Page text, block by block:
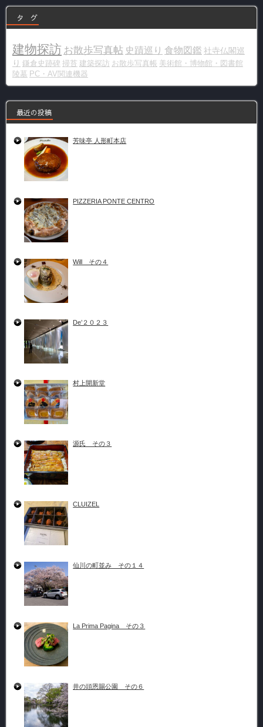
タ グ
建物探訪 お散歩写真帖 史蹟巡り 食物図鑑 社寺仏閣巡
り 鎌倉史跡碑 掃苔 建築探訪 お散歩写真帳 美術館・博物館・図書館
陵墓 PC・AV関連機器
最近の投稿
芳味亭 人形町本店
PIZZERIA PONTE CENTRO
Will その４
De’２０２３
村上開新堂
源氏 その３
CLUIZEL
仙川の町並み その１４
La Prima Pagina その３
井の頭恩賜公園 その６